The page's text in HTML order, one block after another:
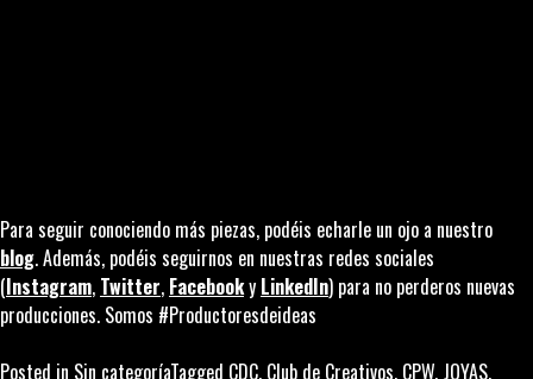
Para seguir conociendo más piezas, podéis echarle un ojo a nuestro
blog. Además, podéis seguirnos en nuestras redes sociales
(Instagram, Twitter, Facebooky LinkedIn) para no perderos nuevas
producciones. Somos #Productoresdeideas
Posted in Sin categoríaTagged CDC, Club de Creativos, CPW, JOYAS,